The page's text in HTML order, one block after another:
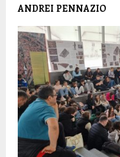
ANDREI PENNAZIO